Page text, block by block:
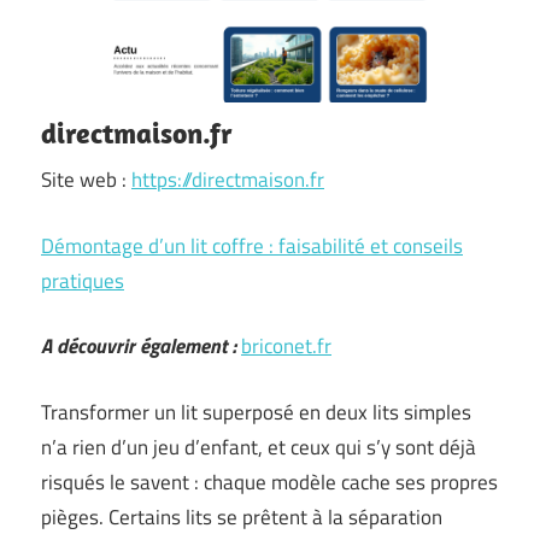
directmaison.fr
Site web : https://directmaison.fr
Démontage d’un lit coffre : faisabilité et conseils
pratiques
A découvrir également :briconet.fr
Transformer un lit superposé en deux lits simples
n’a rien d’un jeu d’enfant, et ceux qui s’y sont déjà
risqués le savent : chaque modèle cache ses propres
pièges. Certains lits se prêtent à la séparation